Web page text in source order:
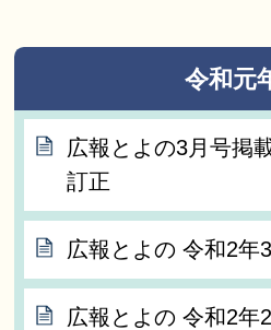
令和元
広報とよの3月号掲
訂正
広報とよの 令和2年
広報とよの 令和2年